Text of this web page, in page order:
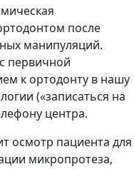
после
манипуляций.
первичной
к ортодонту в нашу
(«записаться на
центра.
осмотр пациента для
микропротеза,